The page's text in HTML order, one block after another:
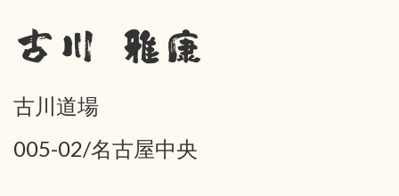
古川 雅康
古川道場
005-02/名古屋中央